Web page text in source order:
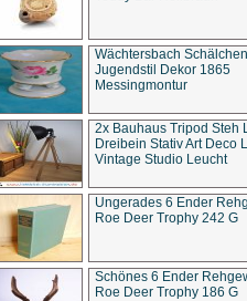
Wächtersbach Schälchen
Jugendstil Dekor 1865
Messingmontur
2x Bauhaus Tripod Steh
Dreibein Stativ Art Deco
Vintage Studio Leucht
Ungerades 6 Ender
Roe Deer Trophy 242 G
Schönes 6 Ender
Roe Deer Trophy 186 G